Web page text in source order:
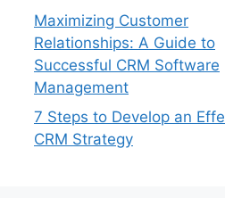
Maximizing Customer
Relationships: A Guide to
Successful CRM Software
Management
7 Steps to Develop an
CRM Strategy